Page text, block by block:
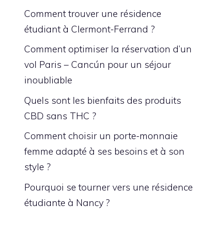
Comment trouver une résidence
étudiant à Clermont-Ferrand ?
Comment optimiser la réservation d’un
vol Paris – Cancún pour un séjour
inoubliable
Quels sont les bienfaits des produits
CBD sans THC ?
Comment choisir un porte-monnaie
femme adapté à ses besoins et à son
style ?
Pourquoi se tourner vers une résidence
étudiante à Nancy ?